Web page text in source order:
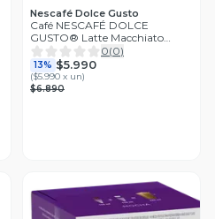
Nescafé Dolce Gusto
Café NESCAFÉ DOLCE
GUSTO® Latte Macchiato
Vanilla 10 Cápsulas
0(0)
13% $5.990
($5.990 x un)
$6.890